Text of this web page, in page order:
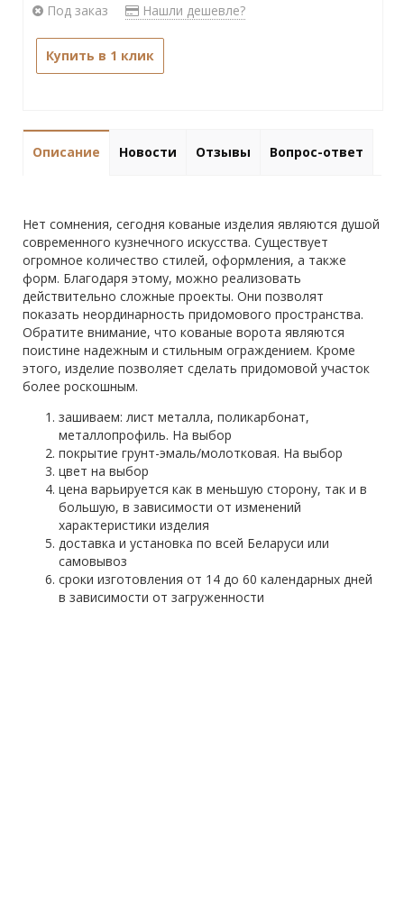
Под заказ Нашли дешевле?
Купить в 1 клик
Описание Новости Отзывы Вопрос-ответ
Нет сомнения, сегодня кованые изделия являются душой
современного кузнечного искусства. Существует
огромное количество стилей, оформления, а также
форм. Благодаря этому, можно реализовать
действительно сложные проекты. Они позволят
показать неординарность придомового пространства.
Обратите внимание, что кованые ворота являются
поистине надежным и стильным ограждением. Кроме
этого, изделие позволяет сделать придомовой участок
более роскошным.
зашиваем: лист металла, поликарбонат,
металлопрофиль. На выбор
покрытие грунт-эмаль/молотковая. На выбор
цвет на выбор
цена варьируется как в меньшую сторону, так и в
большую, в зависимости от изменений
характеристики изделия
доставка и установка по всей Беларуси или
самовывоз
сроки изготовления от 14 до 60 календарных дней
в зависимости от загруженности